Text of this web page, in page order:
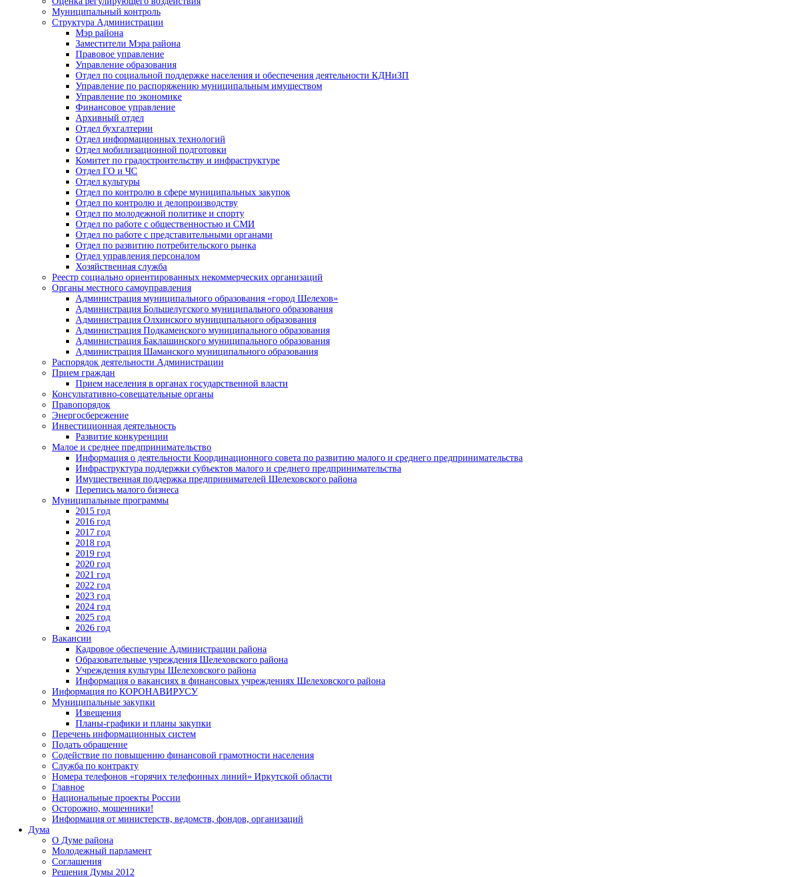
Муниципальный контроль
Структура Администрации
Мэр района
Заместители Мэра района
Правовое управление
Управление образования
Отдел по социальной поддержке населения и обеспечения деятельности КДНиЗП
Управление по распоряжению муниципальным имуществом
Управление по экономике
Финансовое управление
Архивный отдел
Отдел бухгалтерии
Отдел информационных технологий
Отдел мобилизационной подготовки
Комитет по градостроительству и инфраструктуре
Отдел ГО и ЧС
Отдел культуры
Отдел по контролю в сфере муниципальных закупок
Отдел по контролю и делопроизводству
Отдел по молодежной политике и спорту
Отдел по работе с общественностью и СМИ
Отдел по работе с представительными органами
Отдел по развитию потребительского рынка
Отдел управления персоналом
Хозяйственная служба
Реестр социально ориентированных некоммерческих организаций
Органы местного самоуправления
Администрация муниципального образования «город Шелехов»
Администрация Большелугского муниципального образования
Администрация Олхинского муниципального образования
Администрация Подкаменского муниципального образования
Администрация Баклашинского муниципального образования
Администрация Шаманского муниципального образования
Распорядок деятельности Администрации
Прием граждан
Прием населения в органах государственной власти
Консультативно-совещательные органы
Правопорядок
Энергосбережение
Инвестиционная деятельность
Развитие конкуренции
Малое и среднее предпринимательство
Информация о деятельности Координационного совета по развитию малого и среднего предпринимательства
Инфраструктура поддержки субъектов малого и среднего предпринимательства
Имущественная поддержка предпринимателей Шелеховского района
Перепись малого бизнеса
Муниципальные программы
2015 год
2016 год
2017 год
2018 год
2019 год
2020 год
2021 год
2022 год
2023 год
2024 год
2025 год
2026 год
Вакансии
Кадровое обеспечение Администрации района
Образовательные учреждения Шелеховского района
Учреждения культуры Шелеховского района
Информация о вакансиях в финансовых учреждениях Шелеховского района
Информация по КОРОНАВИРУСУ
Муниципальные закупки
Извещения
Планы-графики и планы закупки
Перечень информационных систем
Подать обращение
Содействие по повышению финансовой грамотности населения
Служба по контракту
Номера телефонов «горячих телефонных линий» Иркутской области
Главное
Национальные проекты России
Осторожно, мошенники!
Информация от министерств, ведомств, фондов, организаций
Дума
О Думе района
Молодежный парламент
Соглашения
Решения Думы 2012